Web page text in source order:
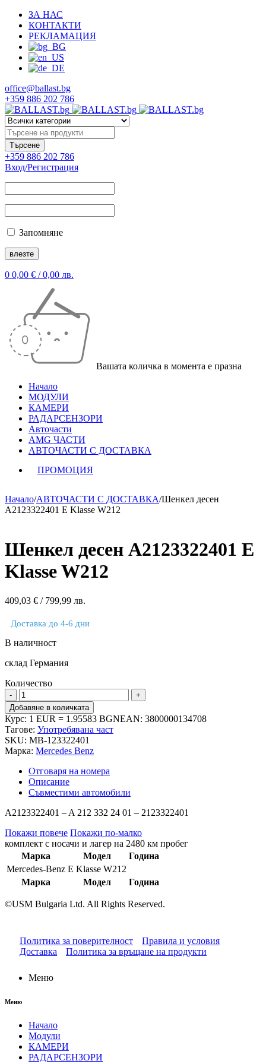
ЗА НАС
КОНТАКТИ
РЕКЛАМАЦИЯ
office@ballast.bg
+359 886 202 786
+359 886 202 786
Вход/Регистрация
Запомняне
0 0,00 € / 0,00 лв.
Вашата количка в момента е празна
Начало
МОДУЛИ
КАМЕРИ
РАДАРСЕНЗОРИ
Авточасти
AMG ЧАСТИ
АВТОЧАСТИ С ДОСТАВКА
ПРОМОЦИЯ
Начало/АВТОЧАСТИ С ДОСТАВКА/Шенкел десен
A2123322401 E Klasse W212
Шенкел десен A2123322401 E
Klasse W212
409,03 € / 799,99 лв.
Доставка до 4-6 дни
В наличност
склад Германия
Количество
количество
за
Шенкел
десен
A2123322401
E
Klasse
W212
Добавяне в количката
Курс: 1 EUR = 1.95583 BGNEAN: 3800000134708
Тагове: Употребявана част
SKU: MB-123322401
Марка: Mercedes Benz
Отговаря на номера
Описание
Съвместими автомобили
A2123322401 – A 212 332 24 01 – 2123322401
Покажи повече Покажи по-малко
комплект с носачи и лагер на 2480 км пробег
Марка
Модел Година
Марка Модел Година
Mercedes-Benz E Klasse W212
©USM Bulgaria Ltd. All Rights Reserved.
Политика за поверителност
Правила и условия
Доставка
Политика за връщане на продукти
Меню
Меню
Начало
Модули
КАМЕРИ
РАДАРСЕНЗОРИ